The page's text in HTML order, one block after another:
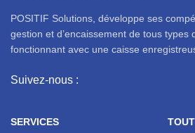
POSITIF Solutions, développe ses
gestion et d’encaissement de tous types
fonctionnant avec une caisse
Suivez-nous :
SERVICES